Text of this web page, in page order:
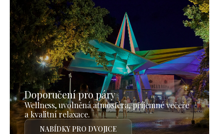
Doporučení pro páry
Wellness, uvolněná atmosféra, příjemné večeře
a kvalitní relaxace.
NABÍDKY PRO DVOJICE